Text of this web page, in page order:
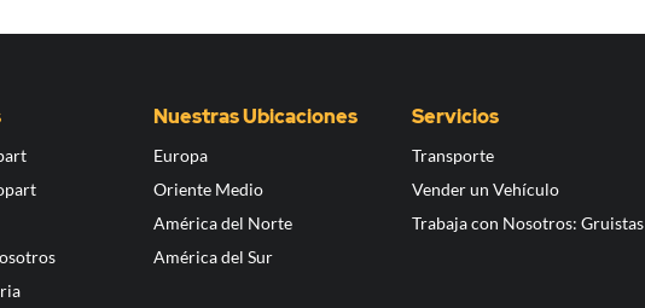
Nuestras Ubicaciones
Europa
Oriente Medio
América del Norte
América del Sur
Servicios
Transporte
Vender un Vehículo
Trabaja con Nosotros: Gruistas